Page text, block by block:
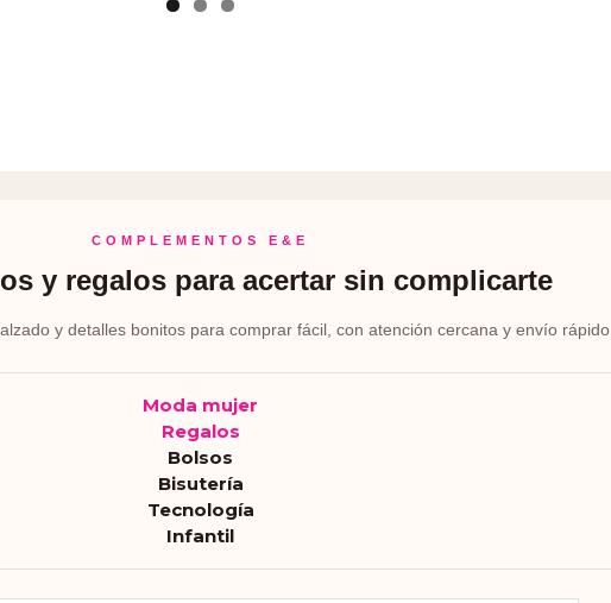
COMPLEMENTOS E&E
y regalos para acertar sin complicarte
y detalles bonitos para comprar fácil, con atención cercana y envío rápido.
Moda mujer
Regalos
Bolsos
Bisutería
Tecnología
Infantil